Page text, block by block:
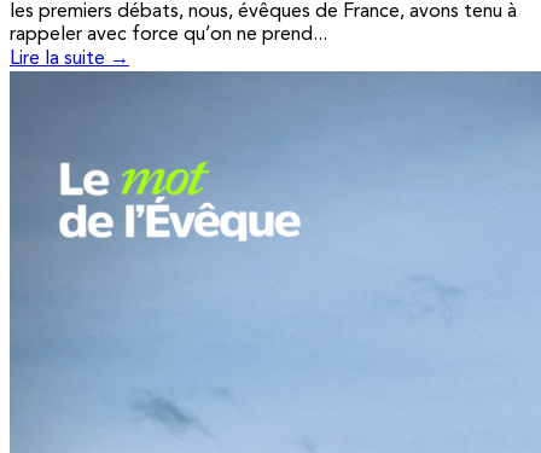
les premiers débats, nous, évêques de France, avons tenu à
rappeler avec force qu’on ne prend...
Lire la suite →